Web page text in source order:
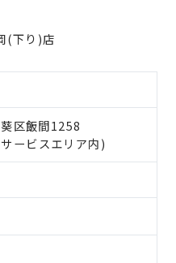
(下り)店
区飯間1258
ービスエリア内)